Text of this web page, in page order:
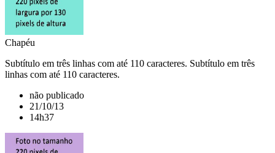
Chapéu
Subtítulo em três linhas com até 110 caracteres. Subtítulo em três
linhas com até 110 caracteres.
não publicado
21/10/13
14h37